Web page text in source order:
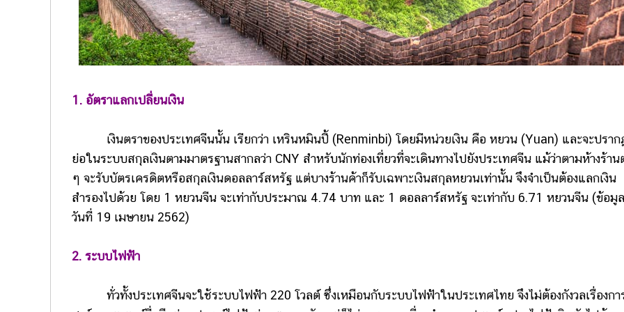
1. อัตราแลกเปลี่ยนเงิน
เงินตราของประเทศจีนนั้น เรียกว่า เหรินหมินปี้ (Renminbi) โดยมีหน่วยเงิน คือ หยวน (Yuan) และจะปราก
ย่อในระบบสกุลเงินตามมาตรฐานสากลว่า CNY สำหรับนักท่องเที่ยวที่จะเดินทางไปยังประเทศจีน แม้ว่าตามห้างร้าน
ๆ จะรับบัตรเครดิตหรือสกุลเงินดอลลาร์สหรัฐ แต่บางร้านค้าก็รับเฉพาะเงินสกุลหยวนเท่านั้น จึงจำเป็นต้องแลกเงิน
สำรองไปด้วย โดย 1 หยวนจีน จะเท่ากับประมาณ 4.74 บาท และ 1 ดอลลาร์สหรัฐ จะเท่ากับ 6.71 หยวนจีน (ข้อ
วันที่ 19 เมษายน 2562)
2. ระบบไฟฟ้า
ทั่วทั้งประเทศจีนจะใช้ระบบไฟฟ้า 220 โวลต์ ซึ่งเหมือนกับระบบไฟฟ้าในประเทศไทย จึงไม่ต้องกังวลเรื่องกา